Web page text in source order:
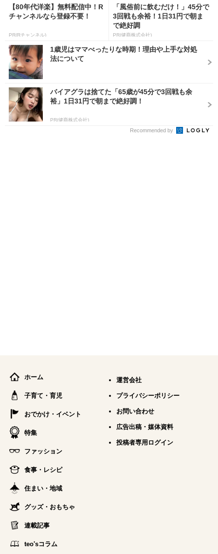
【80年代洋楽】無料配信中！R
チャンネルなら登録不要！
PR(Rチャンネル)
「風俗前に飲むだけ！」45分で
3回戦も余裕！1日31円で朝ま
で絶好調
PR(健商株式会社)
1歳児はママべったりな時期！理由や上手な対処
法について
バイアグラは捨てた「65歳が45分で3回戦も余
裕」1日31円で朝まで絶好調！
PR(健商株式会社)
Recommended by
ホーム
子育て・育児
おでかけ・イベント
特集
ファッション
食事・レシピ
住まい・地域
グッズ・おもちゃ
連載記事
teo'sコラム
運営会社
プライバシーポリシー
お問い合わせ
広告出稿・媒体資料
投稿者専用ログイン